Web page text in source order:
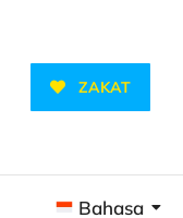
ZAKAT
Bahasa